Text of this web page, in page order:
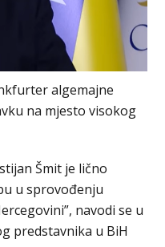
algemajne
na mjesto visokog
Šmit je lično
u sprovođenju
navodi se u
predstavnika u BiH